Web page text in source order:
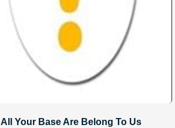
All Your Base Are Belong To Us